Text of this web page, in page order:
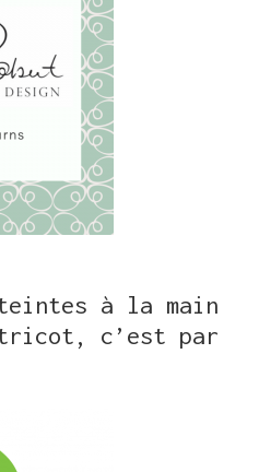
à la main
c’est par